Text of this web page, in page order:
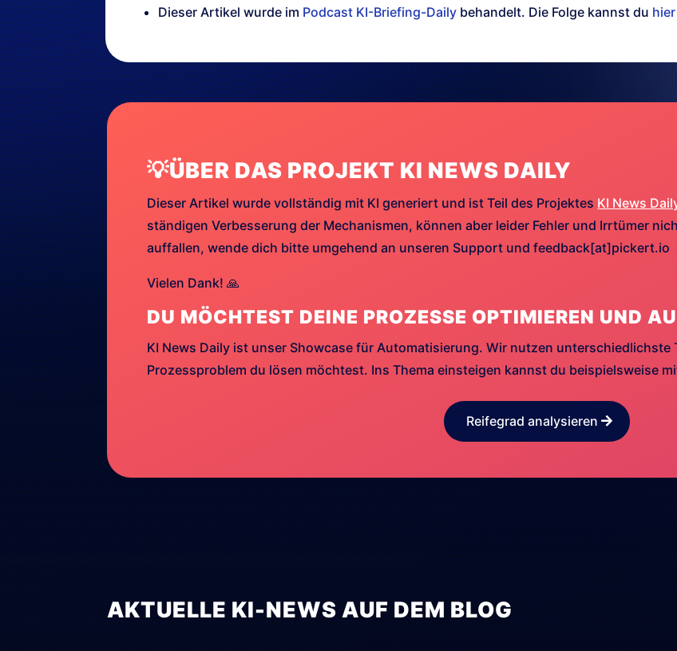
Dieser Artikel wurde im Podcast KI-Briefing-Daily behandelt. Die Folge kannst du hier
💡ÜBER DAS PROJEKT KI NEWS DAILY
Dieser Artikel wurde vollständig mit KI generiert und ist Teil des Projektes KI News
ständigen Verbesserung der Mechanismen, können aber leider Fehler und Irrtümer
auffallen, wende dich bitte umgehend an unseren Support und feedback[at]pickert.io
Vielen Dank! 🙏
DU MÖCHTEST DEINE PROZESSE OPTIMIEREN UND
KI News Daily ist unser Showcase für Automatisierung. Wir nutzen unterschiedlichste
Prozessproblem du lösen möchtest. Ins Thema einsteigen kannst du beispielsweise
Reifegrad analysieren
AKTUELLE KI-NEWS AUF DEM BLOG